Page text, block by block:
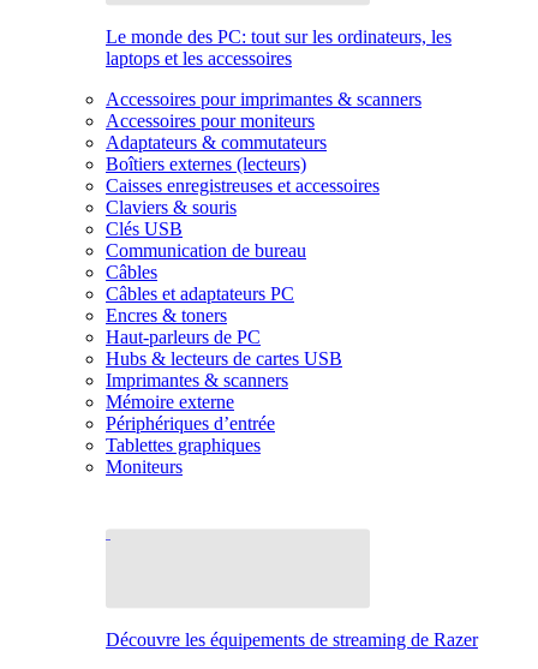
Le monde des PC: tout sur les ordinateurs, les
laptops et les accessoires
Accessoires pour imprimantes & scanners
Accessoires pour moniteurs
Adaptateurs & commutateurs
Boîtiers externes (lecteurs)
Caisses enregistreuses et accessoires
Claviers & souris
Clés USB
Communication de bureau
Câbles
Câbles et adaptateurs PC
Encres & toners
Haut-parleurs de PC
Hubs & lecteurs de cartes USB
Imprimantes & scanners
Mémoire externe
Périphériques d’entrée
Tablettes graphiques
Moniteurs
Découvre les équipements de streaming de Razer